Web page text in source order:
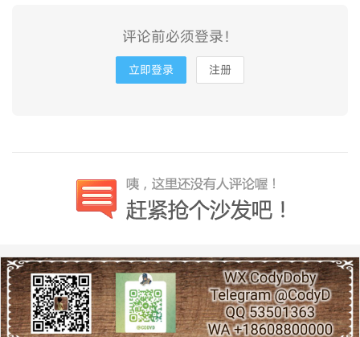
评论前必须登录！
立即登录 注册